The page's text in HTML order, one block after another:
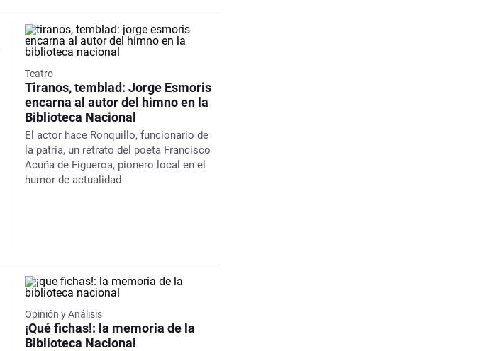
Teatro
Tiranos, temblad: Jorge Esmoris
encarna al autor del himno en la
Biblioteca Nacional
El actor hace Ronquillo, funcionario de
la patria, un retrato del poeta Francisco
Acuña de Figueroa, pionero local en el
humor de actualidad
Opinión y Análisis
¡Qué fichas!: la memoria de la
Biblioteca Nacional